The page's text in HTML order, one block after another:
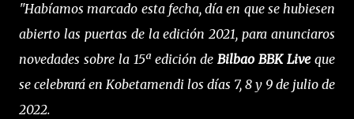
"Habíamos marcado esta fecha, día en que se hubiesen
abierto las puertas de la edición 2021, para anunciaros
novedades sobre la 15ª edición deBilbao BBK Liveque
se celebrará en Kobetamendi los días 7, 8 y 9 de julio de
2022.